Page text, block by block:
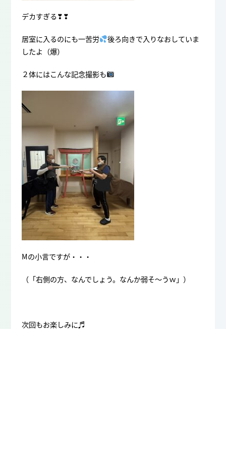
デカすぎる❣❣
居室に入るのにも一苦労
後ろ向きで入りなおしていま
したよ（爆）
２体にはこんな記念撮影も
Mの小言ですが・・・
（「右側の方、なんでしょう。なんか弱そ～うｗ」）
次回もお楽しみに♬